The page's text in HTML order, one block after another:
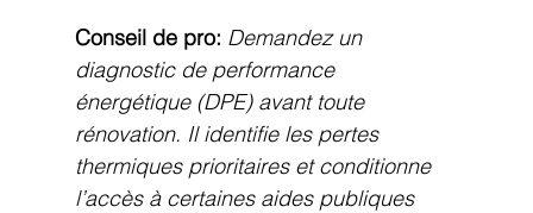
Conseil de pro: Demandez un
diagnostic de performance
énergétique (DPE) avant toute
rénovation. Il identifie les pertes
thermiques prioritaires et conditionne
l’accès à certaines aides publiques